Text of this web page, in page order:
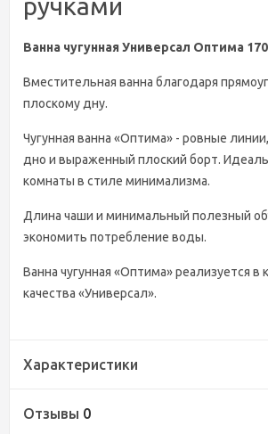
ручками
Ванна чугунная Универсал Оптима
Вместительная ванна благодаря
плоскому дну.
Чугунная ванна «Оптима» - ровные
дно и выраженный плоский борт.
комнаты в стиле минимализма.
Длина чаши и минимальный полезный
экономить потребление воды.
Ванна чугунная «Оптима» реализуется в
качества «Универсал».
Характеристики
Отзывы 0